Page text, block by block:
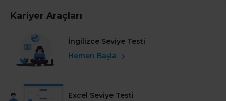
Kariyer Araçları
İngilizce Seviye Testi
Hemen Başla
Excel Seviye Testi